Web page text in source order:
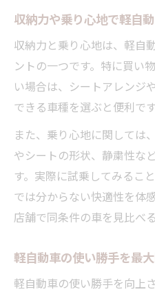
収納力や乗り心地で軽自
収納力と乗り心地は、軽自
ントの一つです。特に買い
い場合は、シートアレンジ
できる車種を選ぶと便利です
また、乗り心地に関しては
やシートの形状、静粛性な
す。実際に試乗してみるこ
では分からない快適性を体
店舗で同条件の車を見比べ
軽自動車の使い勝手を最
軽自動車の使い勝手を向上